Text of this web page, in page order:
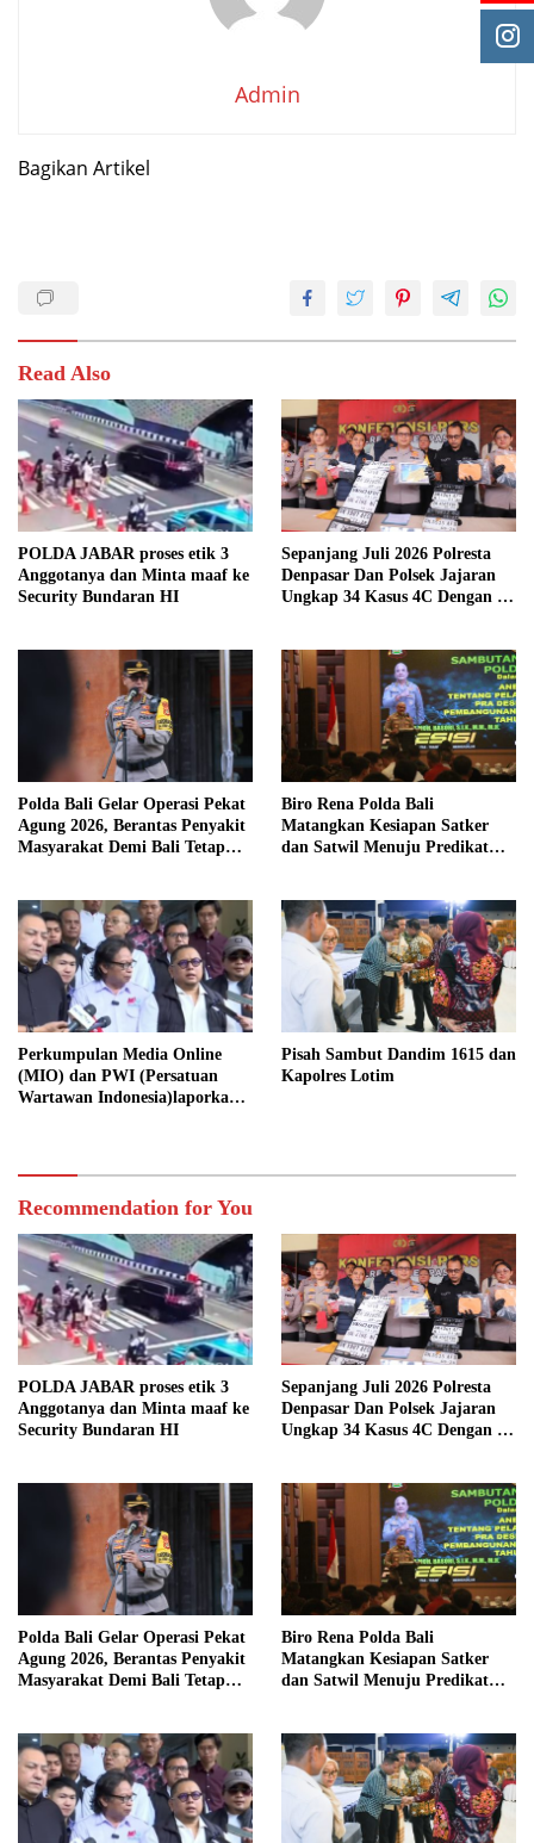
Admin
Bagikan Artikel
Read Also
POLDA JABAR proses etik 3
Anggotanya dan Minta maaf ke
Security Bundaran HI
Sepanjang Juli 2026 Polresta
Denpasar Dan Polsek Jajaran
Ungkap 34 Kasus 4C Dengan 42
Polda Bali Gelar Operasi Pekat
Agung 2026, Berantas Penyakit
Masyarakat Demi Bali Tetap
Biro Rena Polda Bali
Matangkan Kesiapan Satker
dan Satwil Menuju Predikat
Perkumpulan Media Online
(MIO) dan PWI (Persatuan
Wartawan Indonesia)laporkan
Pisah Sambut Dandim 1615 dan
Kapolres Lotim
Recommendation for You
POLDA JABAR proses etik 3
Anggotanya dan Minta maaf ke
Security Bundaran HI
Sepanjang Juli 2026 Polresta
Denpasar Dan Polsek Jajaran
Ungkap 34 Kasus 4C Dengan 42
Polda Bali Gelar Operasi Pekat
Agung 2026, Berantas Penyakit
Masyarakat Demi Bali Tetap
Biro Rena Polda Bali
Matangkan Kesiapan Satker
dan Satwil Menuju Predikat